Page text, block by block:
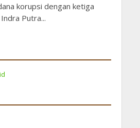
korupsi dengan ketiga
Putra...